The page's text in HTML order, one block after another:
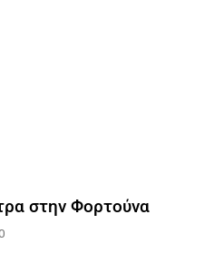
στην Φορτούνα